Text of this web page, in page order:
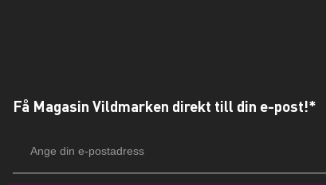
Få Magasin Vildmarken direkt till din e-post!*
postadress